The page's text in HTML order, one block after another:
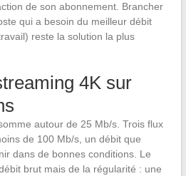
de son abonnement. Brancher
qui a besoin du meilleur débit
reste la solution la plus
4K sur
autour de 25 Mb/s. Trois flux
de 100 Mb/s, un débit que
dans de bonnes conditions. Le
brut mais de la régularité : une